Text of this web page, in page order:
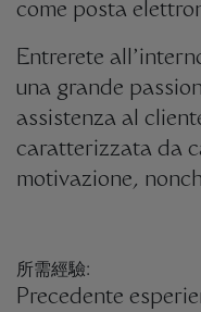
come posta
Entrerete
una grande
assistenza al
caratterizzata da
motivazione,
所需經驗:
Precedente